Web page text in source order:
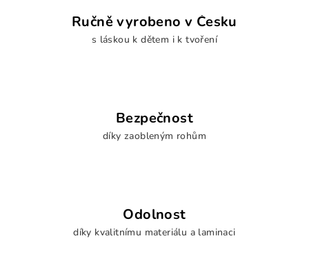
Ručně vyrobeno v Česku
s láskou k dětem i k tvoření
Bezpečnost
díky zaobleným rohům
Odolnost
díky kvalitnímu materiálu a laminaci